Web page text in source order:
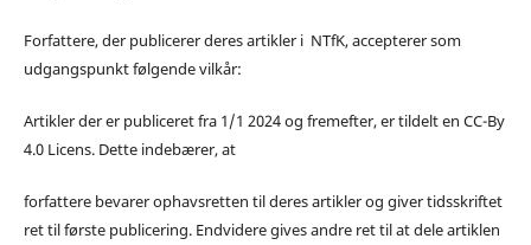
Forfattere, der publicerer deres artikler i NTfK, accepterer som
udgangspunkt følgende vilkår:
Artikler der er publiceret fra 1/1 2024 og fremefter, er tildelt en CC-By
4.0 Licens. Dette indebærer, at
forfattere bevarer ophavsretten til deres artikler og giver tidsskriftet
ret til første publicering. Endvidere gives andre ret til at dele artiklen